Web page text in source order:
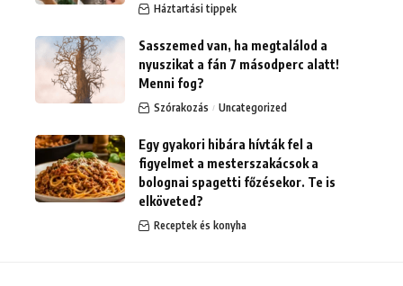
Háztartási tippek
Sasszemed van, ha megtalálod a
nyuszikat a fán 7 másodperc alatt!
Menni fog?
Szórakozás Uncategorized
Egy gyakori hibára hívták fel a
figyelmet a mesterszakácsok a
bolognai spagetti főzésekor. Te is
elköveted?
Receptek és konyha